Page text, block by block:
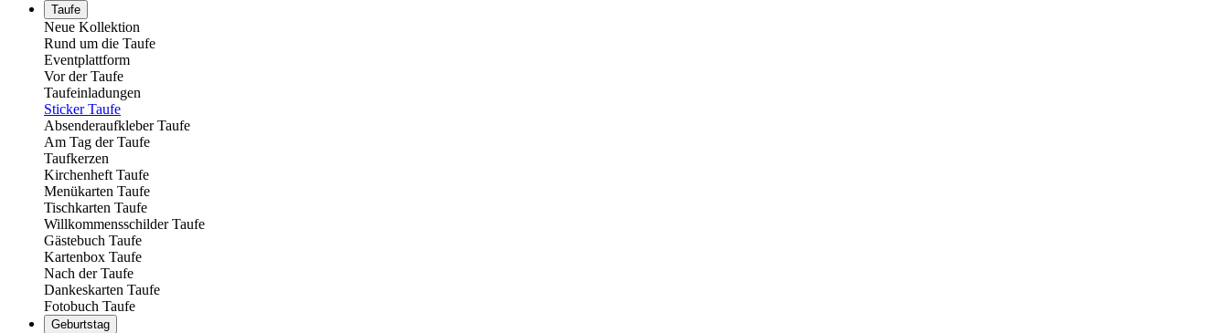
Taufe
Neue Kollektion
Rund um die Taufe
Eventplattform
Vor der Taufe
Taufeinladungen
Sticker Taufe
Absenderaufkleber Taufe
Am Tag der Taufe
Taufkerzen
Kirchenheft Taufe
Menükarten Taufe
Tischkarten Taufe
Willkommensschilder Taufe
Gästebuch Taufe
Kartenbox Taufe
Nach der Taufe
Dankeskarten Taufe
Fotobuch Taufe
Geburtstag